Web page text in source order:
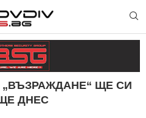
„ВЪЗРАЖДАНЕ“ ЩЕ СИ
ДНЕС